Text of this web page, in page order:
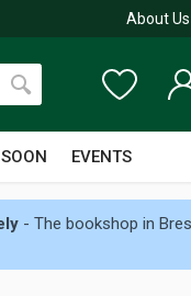
About Us
EVENTS
- The bookshop in